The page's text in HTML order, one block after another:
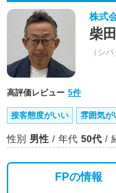
株式
柴
（シ
高評価レビュー 5件
接客態度がいい 雰囲気が
性別 男性 年代 50代
FPの情報